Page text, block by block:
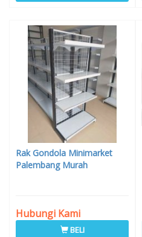
Rak Gondola Minimarket
Palembang Murah
Hubungi Kami
BELI